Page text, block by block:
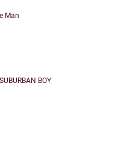
Man
BOY